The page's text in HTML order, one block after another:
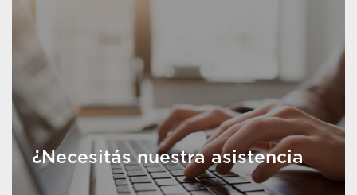
¿Necesitás nuestra asistencia